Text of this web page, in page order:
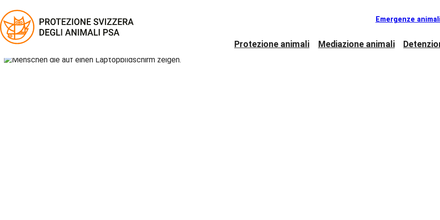
Emergenze animali
Protezione animali Mediazione animali